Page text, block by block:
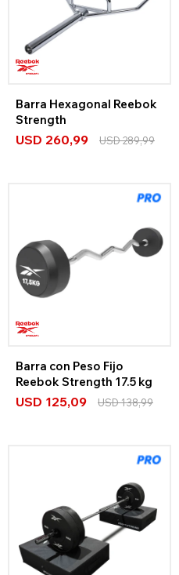
Barra Hexagonal Reebok
Strength
USD 260,99 USD289,99
Barra con Peso Fijo
Reebok Strength 17.5 kg
USD 125,09 USD138,99